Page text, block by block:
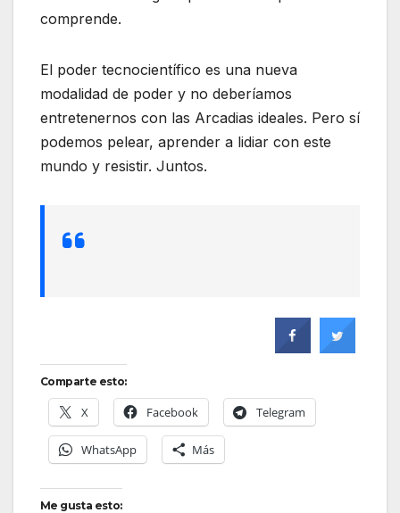
comprende.
El poder tecnocientífico es una nueva
modalidad de poder y no deberíamos
entretenernos con las Arcadias ideales. Pero sí
podemos pelear, aprender a lidiar con este
mundo y resistir. Juntos.
Comparte esto:
X Facebook Telegram
WhatsApp Más
Me gusta esto: